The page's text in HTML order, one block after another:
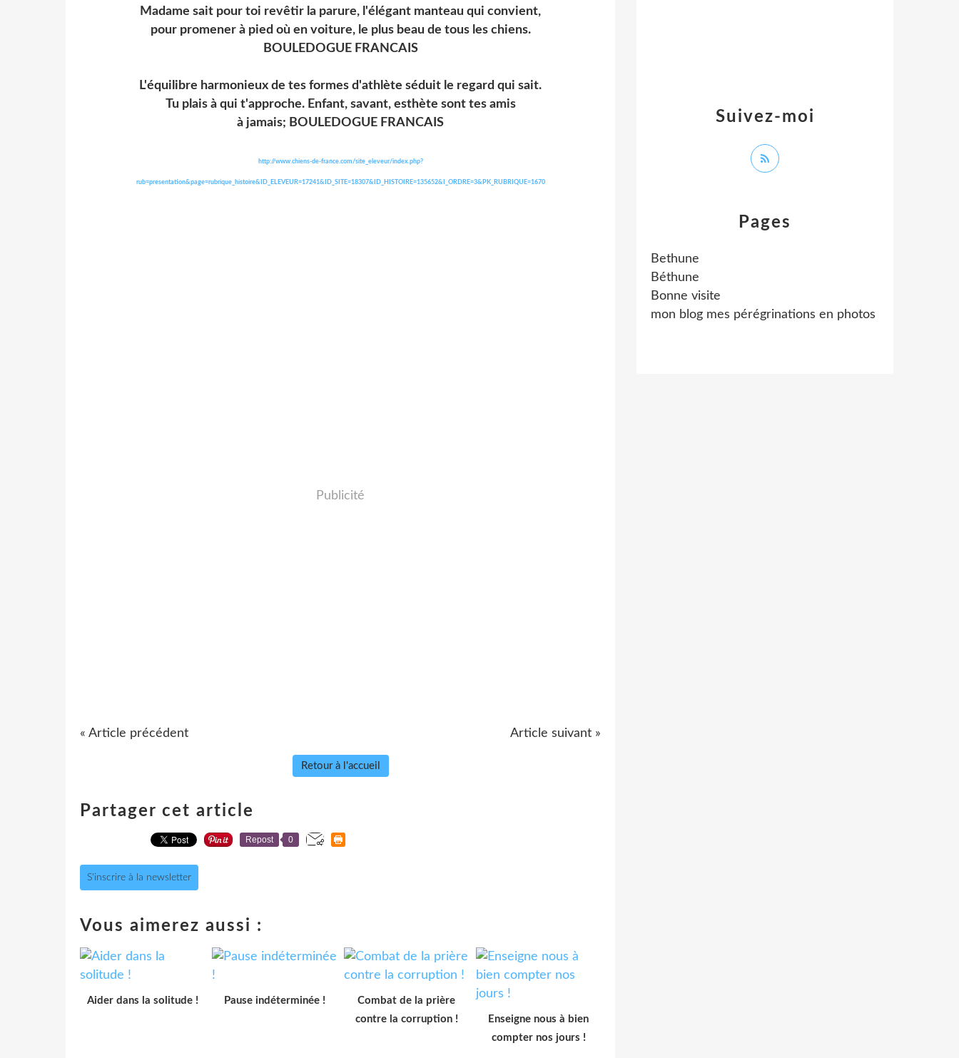
Madame sait pour toi revêtir la parure, l'élégant manteau qui convient,
pour promener à pied où en voiture, le plus beau de tous les chiens.
BOULEDOGUE FRANCAIS
L'équilibre harmonieux de tes formes d'athlète séduit le regard qui sait.
Tu plais à qui t'approche. Enfant, savant, esthète sont tes amis
à jamais; BOULEDOGUE FRANCAIS
http://www.chiens-de-france.com/site_eleveur/index.php?
rub=presentation&page=rubrique_histoire&ID_ELEVEUR=17241&ID_SITE=18307&ID_HISTOIRE=135652&I_ORDRE=3&PK_RUBRIQUE=1670
Publicité
« Article précédent Article suivant »
Retour à l'accueil
Partager cet article
Repost 0
S'inscrire à la newsletter
Vous aimerez aussi :
Aider dans la solitude ! Pause indéterminée !
Combat de la prière
contre la corruption !
Enseigne nous à bien
compter nos jours !
Pages
Bethune
Béthune
Bonne visite
mon blog mes pérégrinations en photos
Suivez-moi